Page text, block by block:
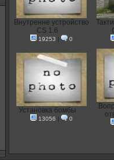
Внутренне устройство
CS 1.6
19253 | 0
Установка бомбы
13056 | 0